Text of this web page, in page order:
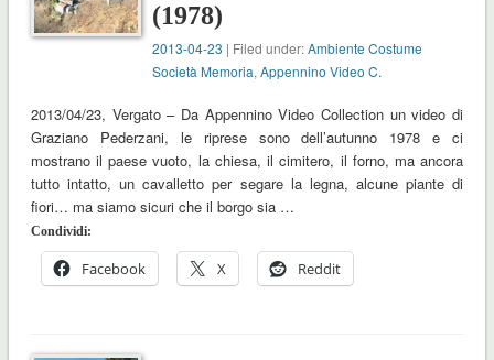
(1978)
2013-04-23 | Filed under:Ambiente Costume
Società Memoria,Appennino Video C.
2013/04/23, Vergato – Da Appennino Video Collection un video di
Graziano Pederzani, le riprese sono dell’autunno 1978 e ci
mostrano il paese vuoto, la chiesa, il cimitero, il forno, ma ancora
tutto intatto, un cavalletto per segare la legna, alcune piante di
fiori… ma siamo sicuri che il borgo sia …
Condividi:
Facebook X Reddit